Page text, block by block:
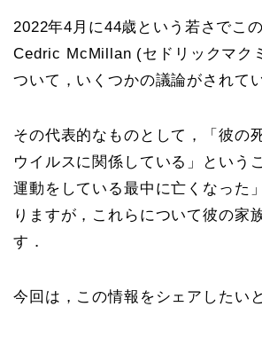
2022年4月に44歳という若さでこ
Cedric McMillan (セドリックマク
ついて，いくつかの議論がされて
その代表的なものとして，「彼の
ウイルスに関係している」という
運動をしている最中に亡くなった
りますが，これらについて彼の家
す．
今回は，この情報をシェアしたい